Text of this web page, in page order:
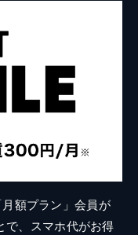
額プラン」会員が
で、スマホ代がお得